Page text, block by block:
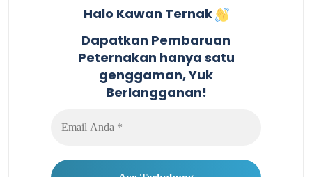
Halo Kawan Ternak
Dapatkan Pembaruan
Peternakan hanya satu
genggaman, Yuk
Berlangganan!